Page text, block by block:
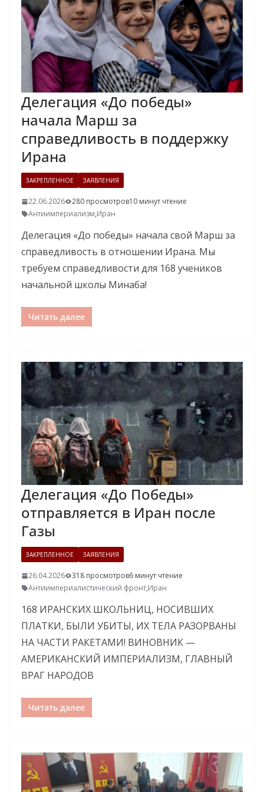
Делегация «До победы»
начала Марш за
справедливость в поддержку
Ирана
ЗАКРЕПЛЕННОЕ ЗАЯВЛЕНИЯ
22.06.2026 280 просмотров10 минут чтение
Антиимпериализм,Иран
Делегация «До победы» начала свой Марш за
справедливость в отношении Ирана. Мы
требуем справедливости для 168 учеников
начальной школы Минаба!
Читать далее
Делегация «До Победы»
отправляется в Иран после
Газы
ЗАКРЕПЛЕННОЕ ЗАЯВЛЕНИЯ
26.04.2026 318 просмотров6 минут чтение
Антиимпериалистический фронт,Иран
168 ИРАНСКИХ ШКОЛЬНИЦ, НОСИВШИХ
ПЛАТКИ, БЫЛИ УБИТЫ, ИХ ТЕЛА РАЗОРВАНЫ
НА ЧАСТИ РАКЕТАМИ! ВИНОВНИК —
АМЕРИКАНСКИЙ ИМПЕРИАЛИЗМ, ГЛАВНЫЙ
ВРАГ НАРОДОВ
Читать далее